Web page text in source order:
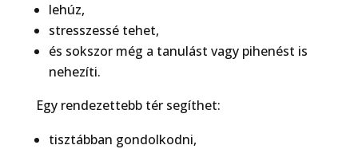
lehúz,
stresszessé tehet,
és sokszor még a tanulást vagy pihenést is
nehezíti.
Egy rendezettebb tér segíthet:
tisztábban gondolkodni,